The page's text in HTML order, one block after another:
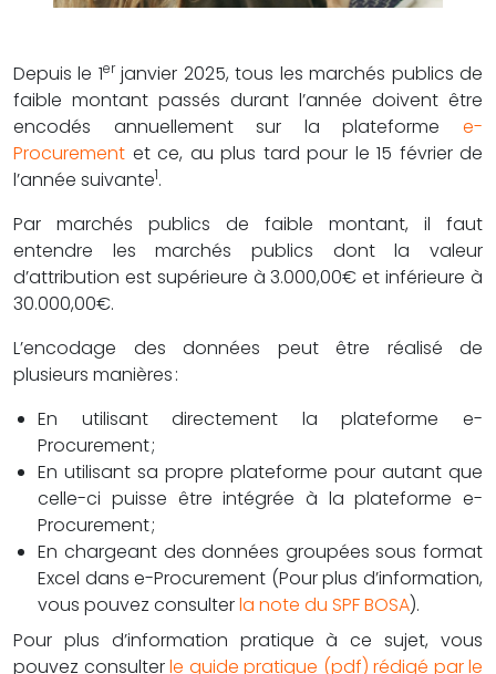
Depuis le 1erjanvier 2025, tous les marchés publics de
faible montant passés durant l’année doivent être
encodés annuellement sur la plateforme e-
Procurement et ce, au plus tard pour le 15 février de
l’année suivante1.
Par marchés publics de faible montant, il faut
entendre les marchés publics dont la valeur
d’attribution est supérieure à 3.000,00€ et inférieure à
30.000,00€.
L’encodage des données peut être réalisé de
plusieurs manières :
En utilisant directement la plateforme e-
Procurement ;
En utilisant sa propre plateforme pour autant que
celle-ci puisse être intégrée à la plateforme e-
Procurement ;
En chargeant des données groupées sous format
Excel dans e-Procurement (Pour plus d’information,
vous pouvez consulterla note du SPF BOSA).
Pour plus d’information pratique à ce sujet, vous
pouvez consulterle guide pratique (pdf) rédigé par le